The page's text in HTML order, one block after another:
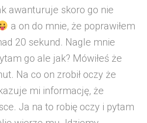
awanturuje skoro go nie
a on do mnie, że poprawiłem
20 sekund. Nagle mnie
go ale jak? Mówiłeś że
Na co on zrobił oczy że
mi informację, że
Ja na to robię oczy i pytam